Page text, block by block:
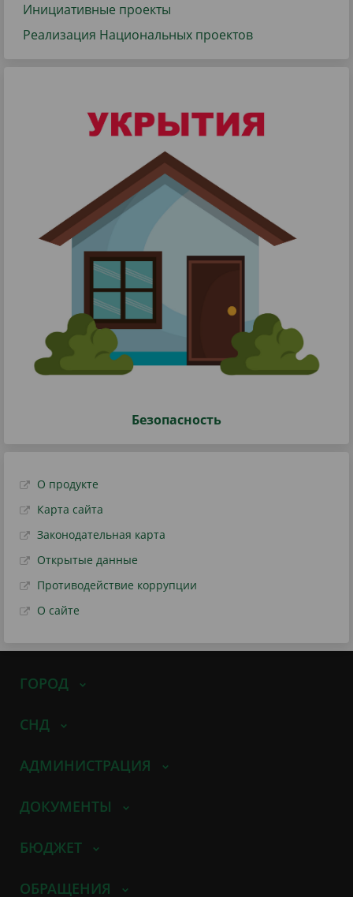
Инициативные проекты
Реализация Национальных проектов
Безопасность
О продукте
Карта сайта
Законодательная карта
Открытые данные
Противодействие коррупции
О сайте
ГОРОД
СНД
АДМИНИСТРАЦИЯ
ДОКУМЕНТЫ
БЮДЖЕТ
ОБРАЩЕНИЯ